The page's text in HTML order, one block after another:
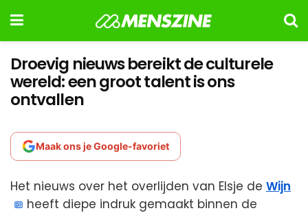
Droevig nieuws bereikt de culturele
wereld: een groot talent is ons
ontvallen
Maak ons je Google-favoriet
Het nieuws over het overlijden van Elsje de Wijn
heeft diepe indruk gemaakt binnen de